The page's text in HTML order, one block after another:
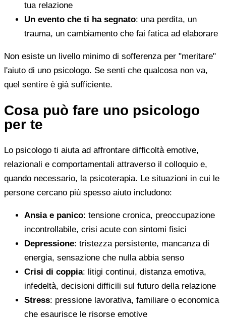
tua relazione
Un evento che ti ha segnato: una perdita, un
trauma, un cambiamento che fai fatica ad elaborare
Non esiste un livello minimo di sofferenza per "meritare"
l'aiuto di uno psicologo. Se senti che qualcosa non va,
quel sentire è già sufficiente.
Cosa può fare uno psicologo
per te
Lo psicologo ti aiuta ad affrontare difficoltà emotive,
relazionali e comportamentali attraverso il colloquio e,
quando necessario, la psicoterapia. Le situazioni in cui le
persone cercano più spesso aiuto includono:
Ansia e panico: tensione cronica, preoccupazione
incontrollabile, crisi acute con sintomi fisici
Depressione: tristezza persistente, mancanza di
energia, sensazione che nulla abbia senso
Crisi di coppia: litigi continui, distanza emotiva,
infedeltà, decisioni difficili sul futuro della relazione
Stress: pressione lavorativa, familiare o economica
che esaurisce le risorse emotive